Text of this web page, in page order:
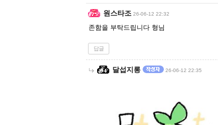
원스타조 26-06-12 22:32
존함을 부탁드립니다 형님
답글
달섭지롱 26-06-12 22:35